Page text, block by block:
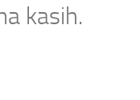
kasih.